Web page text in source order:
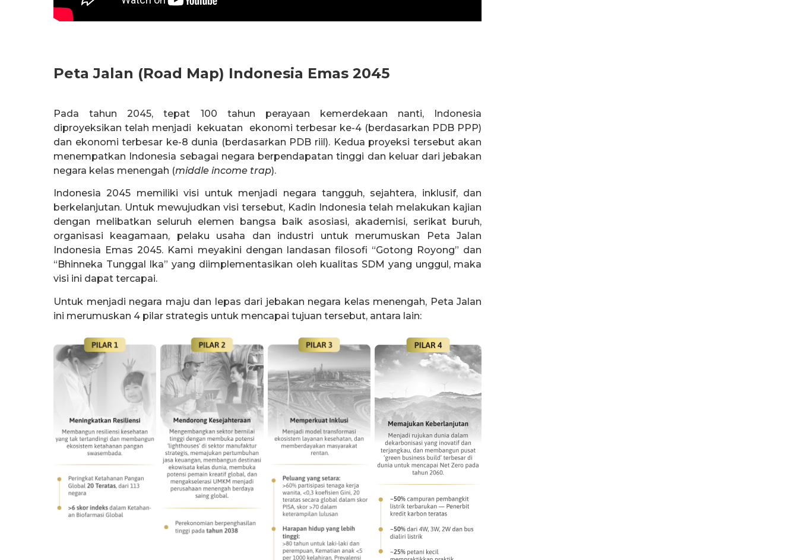
Peta Jalan (Road Map) Indonesia Emas 2045
Pada tahun 2045, tepat 100 tahun perayaan kemerdekaan nanti, Indonesia
diproyeksikan telah menjadi kekuatan ekonomi terbesar ke-4 (berdasarkan PDB PPP)
dan ekonomi terbesar ke-8 dunia (berdasarkan PDB riil). Kedua proyeksi tersebut akan
menempatkan Indonesia sebagai negara berpendapatan tinggi dan keluar dari jebakan
negara kelas menengah (middle income trap).
Indonesia 2045 memiliki visi untuk menjadi negara tangguh, sejahtera, inklusif, dan
berkelanjutan. Untuk mewujudkan visi tersebut, Kadin Indonesia telah melakukan kajian
dengan melibatkan seluruh elemen bangsa baik asosiasi, akademisi, serikat buruh,
organisasi keagamaan, pelaku usaha dan industri untuk merumuskan Peta Jalan
Indonesia Emas 2045. Kami meyakini dengan landasan filosofi “Gotong Royong” dan
“Bhinneka Tunggal Ika” yang diimplementasikan oleh kualitas SDM yang unggul, maka
visi ini dapat tercapai.
Untuk menjadi negara maju dan lepas dari jebakan negara kelas menengah, Peta Jalan
ini merumuskan 4 pilar strategis untuk mencapai tujuan tersebut, antara lain: